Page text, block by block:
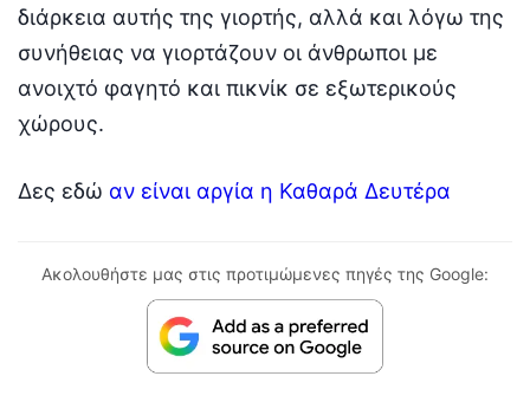
διάρκεια αυτής της γιορτής, αλλά και λόγω της
συνήθειας να γιορτάζουν οι άνθρωποι με
ανοιχτό φαγητό και πικνίκ σε εξωτερικούς
χώρους.
Δες εδώ αν είναι αργία η Καθαρά Δευτέρα
Ακολουθήστε μας στις προτιμώμενες πηγές της Google: